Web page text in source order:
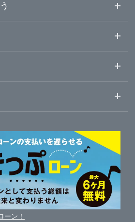
索
イド
ン
リバー
れる理由
問
更新）
ーン！